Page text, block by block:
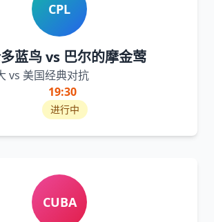
CPL
蓝鸟 vs 巴尔的摩金莺
vs 美国经典对抗
19:30
进行中
CUBA